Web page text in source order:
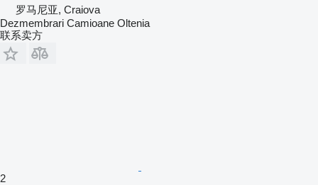
罗马尼亚, Craiova
Dezmembrari Camioane Oltenia
联系卖方
2